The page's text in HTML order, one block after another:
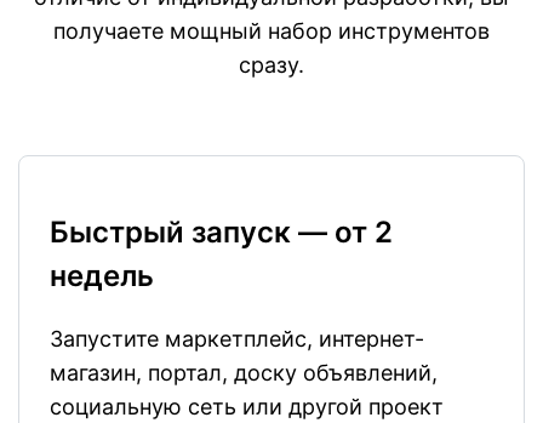
получаете мощный набор инструментов
сразу.
Быстрый запуск — от 2
недель
Запустите маркетплейс, интернет-
магазин, портал, доску объявлений,
социальную сеть или другой проект